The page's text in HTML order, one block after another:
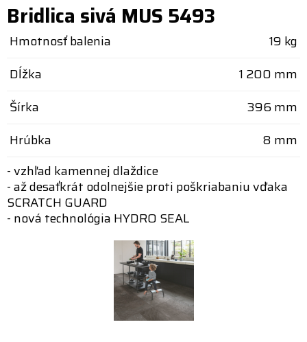
Bridlica sivá MUS 5493
Hmotnosť balenia
19 kg
Dĺžka
1 200 mm
Šírka
396 mm
Hrúbka
8 mm
- vzhľad kamennej dlaždice
- až desaťkrát odolnejšie proti poškriabaniu vďaka
SCRATCH GUARD
- nová technológia HYDRO SEAL